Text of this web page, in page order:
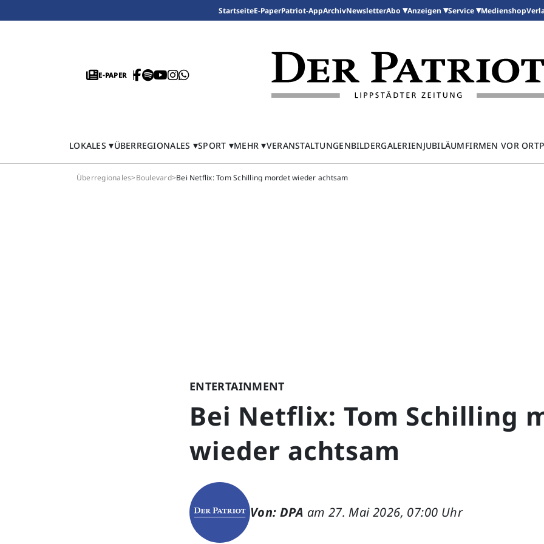
StartseiteE-PaperPatriot-AppArchivNewsletterAbo Anzeigen Service Medienshop
E-PAPER
LOKALES ÜBERREGIONALES SPORT MEHR VERANSTALTUNGENBILDERGALERIENJUBILÄUMFIRMEN VOR ORT
Überregionales>Boulevard>Bei Netflix: Tom Schilling mordet wieder achtsam
ENTERTAINMENT
Bei Netflix: Tom Schilling
wieder achtsam
Von: DPA am 27. Mai 2026, 07:00 Uhr